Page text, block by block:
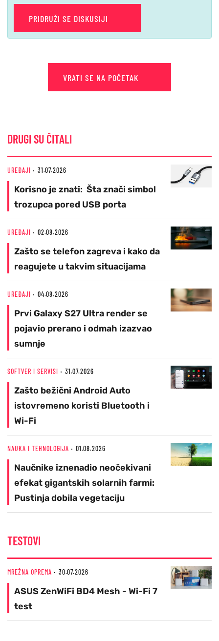
PRIDRUŽI SE DISKUSIJI
VRATI SE NA POČETAK
DRUGI SU ČITALI
UREĐAJI 31.07.2026
Korisno je znati: Šta znači simbol
trozupca pored USB porta
UREĐAJI 02.08.2026
Zašto se telefon zagreva i kako da
reagujete u takvim situacijama
UREĐAJI 04.08.2026
Prvi Galaxy S27 Ultra render se
pojavio prerano i odmah izazvao
sumnje
SOFTVER I SERVISI 31.07.2026
Zašto bežični Android Auto
istovremeno koristi Bluetooth i
Wi-Fi
NAUKA I TEHNOLOGIJA 01.08.2026
Naučnike iznenadio neočekivani
efekat gigantskih solarnih farmi:
Pustinja dobila vegetaciju
TESTOVI
MREŽNA OPREMA 30.07.2026
ASUS ZenWiFi BD4 Mesh - Wi-Fi 7
test